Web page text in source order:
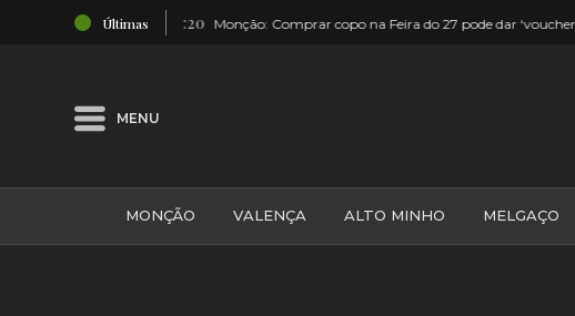
Últimas
Monção: Comprar copo na Feira do 27 pode dar ‘voucher’ para hotel 5 estrelas
MENU
MONÇÃO VALENÇA ALTO MINHO MELGAÇO